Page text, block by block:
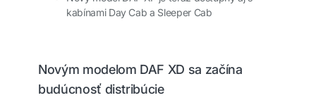
kabínami Day Cab a Sleeper Cab
Novým modelom DAF XD sa začína
budúcnosť distribúcie